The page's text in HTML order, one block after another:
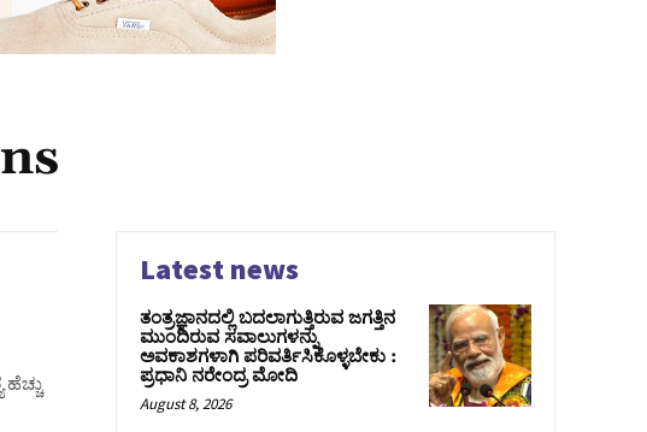
Latest news
ತಂತ್ರಜ್ಞಾನದಲ್ಲಿ ಬದಲಾಗುತ್ತಿರುವ ಜಗತ್ತಿನ
ಮುಂದಿರುವ ಸವಾಲುಗಳನ್ನು
ಅವಕಾಶಗಳಾಗಿ ಪರಿವರ್ತಿಸಿಕೊಳ್ಳಬೇಕು :
ಪ್ರಧಾನಿ ನರೇಂದ್ರ ಮೋದಿ
August 8, 2026